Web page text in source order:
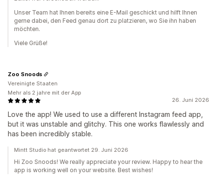
Unser Team hat Ihnen bereits eine E-Mail geschickt und hilft Ihnen
gerne dabei, den Feed genau dort zu platzieren, wo Sie ihn haben
möchten.
Viele Grüße!
26. Juni 2026
Love the app! We used to use a different Instagram feed app,
but it was unstable and glitchy. This one works flawlessly and
has been incredibly stable.
Zoo Snoods
Vereinigte Staaten
Mehr als 2 jahre mit der App
Mintt Studio hat geantwortet 29. Juni 2026
Hi Zoo Snoods! We really appreciate your review. Happy to hear the
app is working well on your website. Best wishes!